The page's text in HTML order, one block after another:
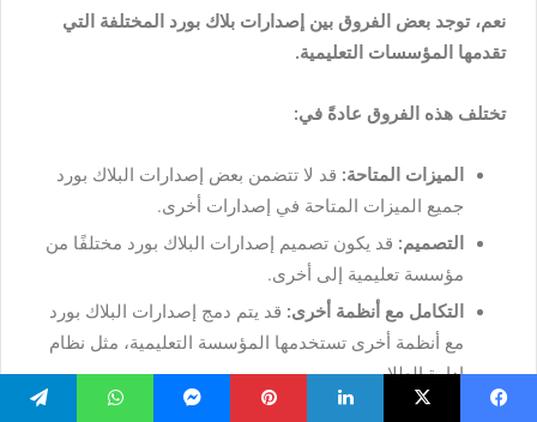
نعم، توجد بعض الفروق بين إصدارات بلاك بورد المختلفة التي
تقدمها المؤسسات التعليمية.
تختلف هذه الفروق عادةً في:
الميزات المتاحة: قد لا تتضمن بعض إصدارات البلاك بورد
جميع الميزات المتاحة في إصدارات أخرى.
التصميم: قد يكون تصميم إصدارات البلاك بورد مختلفًا من
مؤسسة تعليمية إلى أخرى.
التكامل مع أنظمة أخرى: قد يتم دمج إصدارات البلاك بورد
مع أنظمة أخرى تستخدمها المؤسسة التعليمية، مثل نظام
إدارة الطلاب.